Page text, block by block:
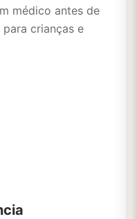
médico antes de
crianças e